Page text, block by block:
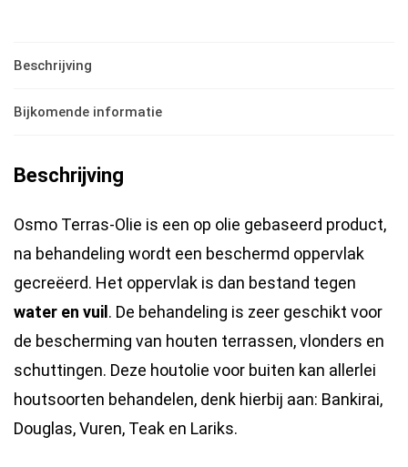
Liter
tuinmeubelen
|
Houtolie
voor
buiten
|
Terras
Olie
Kleurloos
Beschrijving
Bijkomende informatie
Beschrijving
Osmo Terras-Olie is een op olie gebaseerd product,
na behandeling wordt een beschermd oppervlak
gecreëerd. Het oppervlak is dan bestand tegen
water en vuil. De behandeling is zeer geschikt voor
de bescherming van houten terrassen, vlonders en
schuttingen. Deze houtolie voor buiten kan allerlei
houtsoorten behandelen, denk hierbij aan: Bankirai,
Douglas, Vuren, Teak en Lariks.